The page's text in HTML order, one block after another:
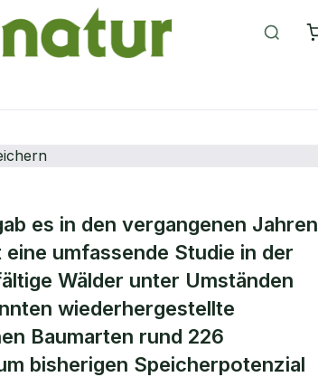
könnten
CO2
es in den vergangenen Jahren
umfassende Studie in der
Wälder unter Umständen
wiederhergestellte
Baumarten rund 226
bisherigen Speicherpotenzial